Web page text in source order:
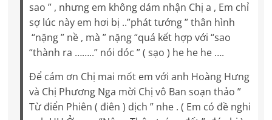
sao ” , nhưng em không dám nhận Chị a , Em chỉ
sợ lúc này em hơi bị ..”phát tướng ” thân hình
“nặng ” nề , mà ” nặng “quá kết hợp với “sao
“thành ra ……..” nói dóc ” ( sạo ) he he he ….
Để cám ơn Chị mai mốt em với anh Hoàng Hưng
và Chị Phương Nga mời Chị vô Ban soạn thảo ”
Từ điển Phiên ( điên ) dịch ” nhe . ( Em có đề nghi